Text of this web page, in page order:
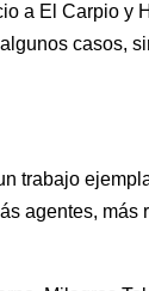
a El Carpio y
casos,
trabajo
agentes, más